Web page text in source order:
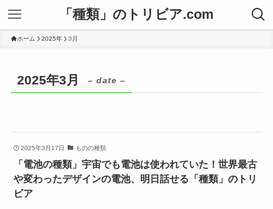
「種類」のトリビア.com
ホーム 2025年 3月
2025年3月 – date –
2025年3月17日 ものの種類
「電池の種類」宇宙でも電池は使われていた！世界最古
や変わったデザインの電池、明日話せる「種類」のトリ
ビア